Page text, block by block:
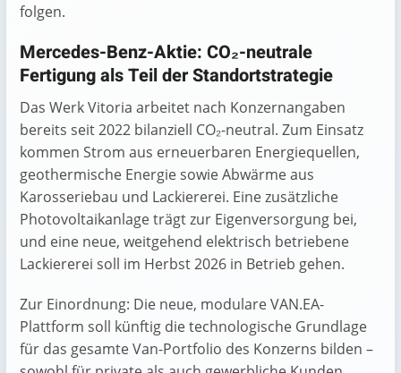
folgen.
Mercedes-Benz-Aktie: CO₂-neutrale
Fertigung als Teil der Standortstrategie
Das Werk Vitoria arbeitet nach Konzernangaben
bereits seit 2022 bilanziell CO₂-neutral. Zum Einsatz
kommen Strom aus erneuerbaren Energiequellen,
geothermische Energie sowie Abwärme aus
Karosseriebau und Lackiererei. Eine zusätzliche
Photovoltaikanlage trägt zur Eigenversorgung bei,
und eine neue, weitgehend elektrisch betriebene
Lackiererei soll im Herbst 2026 in Betrieb gehen.
Zur Einordnung: Die neue, modulare VAN.EA-
Plattform soll künftig die technologische Grundlage
für das gesamte Van-Portfolio des Konzerns bilden –